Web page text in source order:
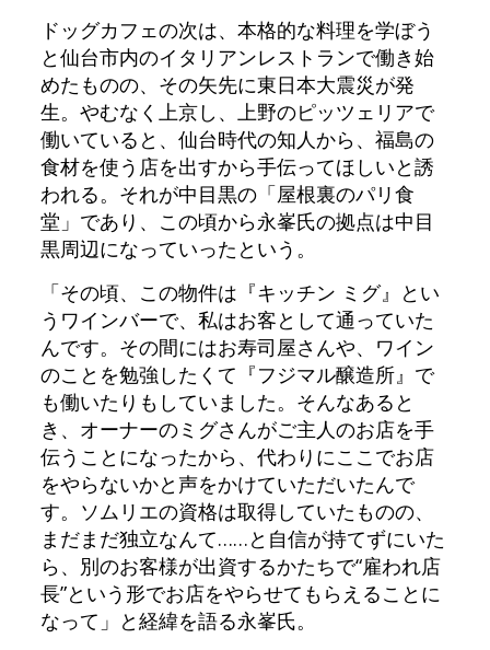
ドッグカフェの次は、本格的な料理を学ぼう
と仙台市内のイタリアンレストランで働き始
めたものの、その矢先に東日本大震災が発
生。やむなく上京し、上野のピッツェリアで
働いていると、仙台時代の知人から、福島の
食材を使う店を出すから手伝ってほしいと誘
われる。それが中目黒の「屋根裏のパリ食
堂」であり、この頃から永峯氏の拠点は中目
黒周辺になっていったという。
「その頃、この物件は『キッチン ミグ』とい
うワインバーで、私はお客として通っていた
んです。その間にはお寿司屋さんや、ワイン
のことを勉強したくて『フジマル醸造所』で
も働いたりもしていました。そんなあると
き、オーナーのミグさんがご主人のお店を手
伝うことになったから、代わりにここでお店
をやらないかと声をかけていただいたんで
す。ソムリエの資格は取得していたものの、
まだまだ独立なんて……と自信が持てずにいた
ら、別のお客様が出資するかたちで“雇われ店
長”という形でお店をやらせてもらえることに
なって」と経緯を語る永峯氏。